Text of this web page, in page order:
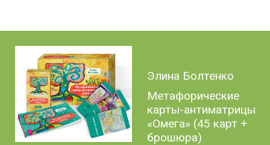
Элина Болтенко
Метафорические
карты-антиматрицы
«Омега» (45 карт +
брошюра)